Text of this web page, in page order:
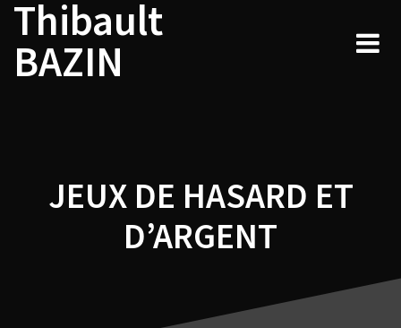
Skip
content
Thibault
BAZIN
JEUX DE HASARD ET
D’ARGENT
Navigation
de